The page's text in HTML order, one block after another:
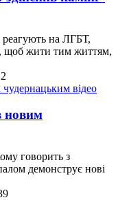
реагують на ЛГБТ,
щоб жити тим життям,
новим
говорить з
демонструє нові